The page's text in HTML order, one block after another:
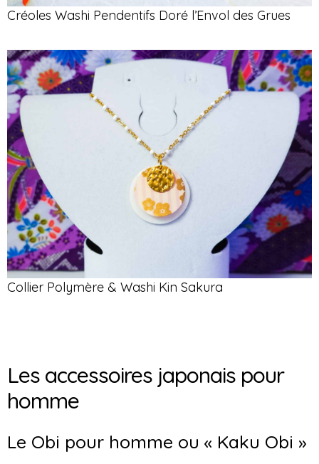
Créoles Washi Pendentifs Doré l’Envol des Grues
Collier Polymère & Washi Kin Sakura
Les accessoires japonais pour
homme
Le Obi pour homme ou « Kaku Obi »